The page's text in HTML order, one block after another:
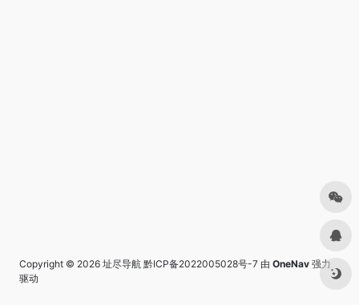
Copyright © 2026 址尽导航 黔ICP备2022005028号-7 由 OneNav 强力
驱动